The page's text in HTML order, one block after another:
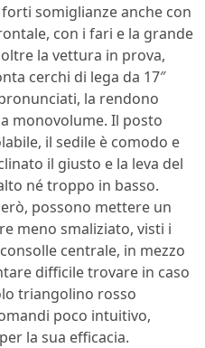
forti somiglianze anche con
con i fari e la grande
la vettura in prova,
cerchi di lega da 17″
la rendono
monovolume. Il posto
il sedile è comodo e
il giusto e la leva del
né troppo in basso.
possono mettere un
meno smaliziato, visti i
centrale, in mezzo
difficile trovare in caso
triangolino rosso
poco intuitivo,
la sua efficacia.